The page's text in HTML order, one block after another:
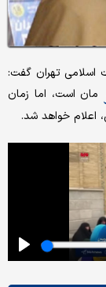
اسلامی تهران گفت:
مان است، اما زمان
خواهد شد.